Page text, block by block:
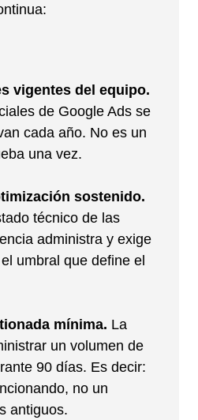
vigentes del equipo.
de Google Ads se
cada año. No es un
una vez.
sostenido.
técnico de las
administra y exige
umbral que define el
mínima. La
un volumen de
90 días. Es decir:
no un
antiguos.